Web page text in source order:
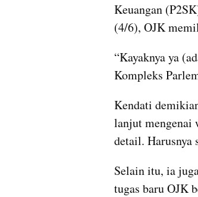
Keuangan
(4/6), OJK
“Kayaknya ya
Kompleks
Kendati
lanjut mengenai
detail. Harusnya
Selain itu, ia
tugas baru OJK